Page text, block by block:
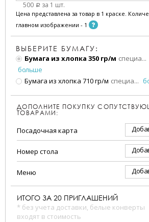
500 a за 1 шт.
Цена представлена за товар в 1 краске.
главном изображении - 1
ВЫБЕРИТЕ БУМАГУ:
Бумага из хлопка 350 гр/м специа...
больше
Бумага из хлопка 710 гр/м специа...
ДОПОЛНИТЕ ПОКУПКУ
ТОВАРАМИ:
Посадочная карта
Номер стола
Меню
ИТОГО ЗА 20 ПРИГЛАШЕНИЙ
* без учета доставки, белые конверты
входят в стоимость